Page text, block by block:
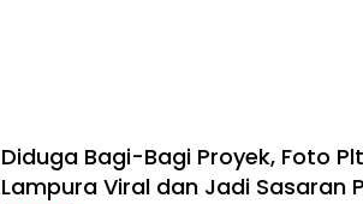
Diduga Bagi-Bagi Proyek, Foto
Lampura Viral dan Jadi Sasaran